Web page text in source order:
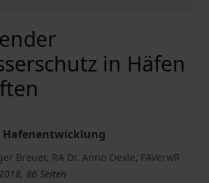
in Häfen
Hafenentwicklung
Breuer, RA Dr. Anno Oexle, FAVerwR
86 Seiten